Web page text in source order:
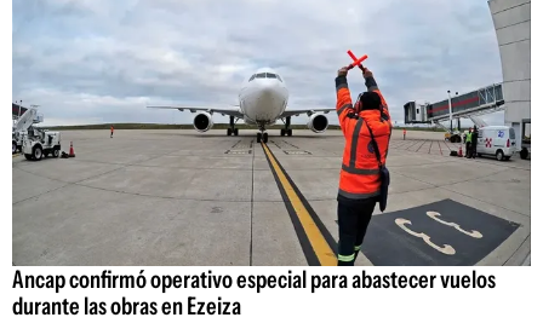
Ancap confirmó operativo especial para abastecer vuelos
durante las obras en Ezeiza